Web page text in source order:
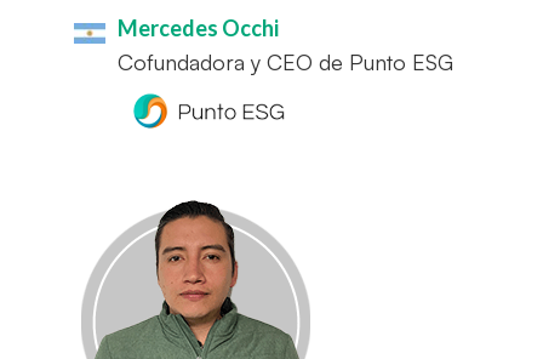
Mercedes Occhi
Cofundadora y CEO de Punto ESG